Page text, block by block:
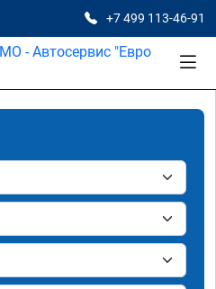
+7 499 113-46-91